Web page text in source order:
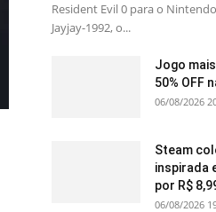
Resident Evil 0 para o
Jayjay-1992, o...
Jogo
50% OFF
06/08/2026
Steam
inspirada
por R$
06/08/2026